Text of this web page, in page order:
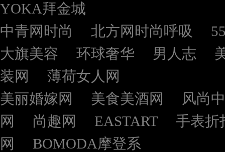
YOKA拜金城
中青网时尚
北方网时尚呼吸
大旗美容
环球奢华 男人志
装网
薄荷女人网
美丽婚嫁网
美食美酒网
风尚
网
尚趣网 EASTART
手表折
网
BOMODA摩登系